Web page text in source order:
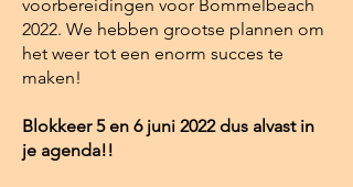
voorbereidingen voor Bommelbeach
2022. We hebben grootse plannen om
het weer tot een enorm succes te
maken!
Blokkeer 5 en 6 juni 2022 dus alvast in
je agenda!!